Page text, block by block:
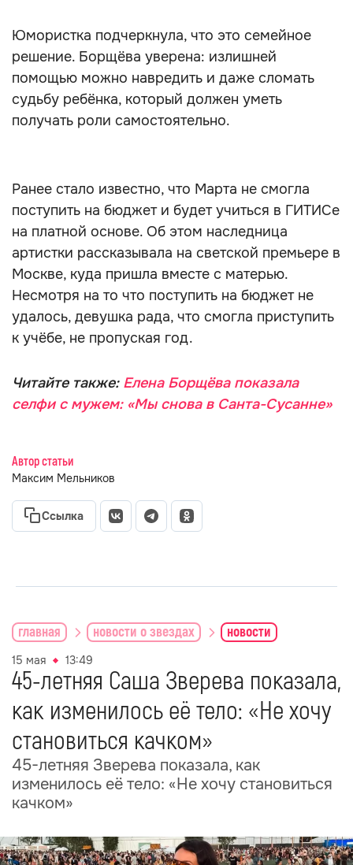
Юмористка подчеркнула, что это семейное
решение. Борщёва уверена: излишней
помощью можно навредить и даже сломать
судьбу ребёнка, который должен уметь
получать роли самостоятельно.
Ранее стало известно, что Марта не смогла
поступить на бюджет и будет учиться в ГИТИСе
на платной основе. Об этом наследница
артистки рассказывала на светской премьере в
Москве, куда пришла вместе с матерью.
Несмотря на то что поступить на бюджет не
удалось, девушка рада, что смогла приступить
к учёбе, не пропуская год.
Читайте также: Елена Борщёва показала
селфи с мужем: «Мы снова в Санта-Сусанне»
Автор статьи
Максим Мельников
Ссылка
главная новости о звездах новости
15 мая 13:49
45-летняя Саша Зверева показала,
как изменилось её тело: «Не хочу
становиться качком»
45-летняя Зверева показала, как
изменилось её тело: «Не хочу становиться
качком»